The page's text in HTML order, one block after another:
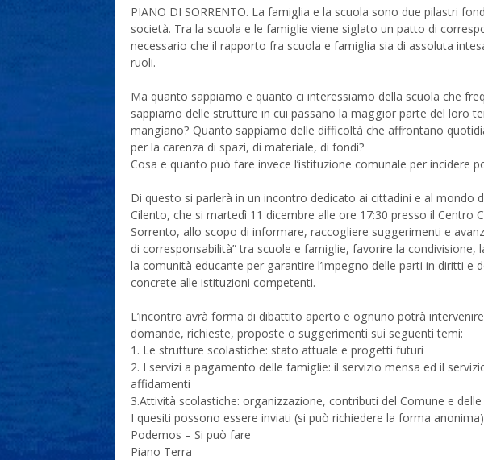
PIANO DI SORRENTO. La famiglia e la scuola sono due pilastri
società. Tra la scuola e le famiglie viene siglato un patto di
necessario che il rapporto fra scuola e famiglia sia di assoluta
ruoli.
Ma quanto sappiamo e quanto ci interessiamo della scuola che
sappiamo delle strutture in cui passano la maggior parte del loro
mangiano? Quanto sappiamo delle difficoltà che affrontano
per la carenza di spazi, di materiale, di fondi?
Cosa e quanto può fare invece l’istituzione comunale per incidere
Di questo si parlerà in un incontro dedicato ai cittadini e al mondo
Cilento, che si martedì 11 dicembre alle ore 17:30 presso il Centro
Sorrento, allo scopo di informare, raccogliere suggerimenti e
di corresponsabilità” tra scuole e famiglie, favorire la condivisione,
la comunità educante per garantire l’impegno delle parti in diritti e
concrete alle istituzioni competenti.
L’incontro avrà forma di dibattito aperto e ognuno potrà
domande, richieste, proposte o suggerimenti sui seguenti temi:
1. Le strutture scolastiche: stato attuale e progetti futuri
2. I servizi a pagamento delle famiglie: il servizio mensa ed il
affidamenti
3.Attività scolastiche: organizzazione, contributi del Comune e
I quesiti possono essere inviati (si può richiedere la forma
Podemos – Si può fare
Piano Terra